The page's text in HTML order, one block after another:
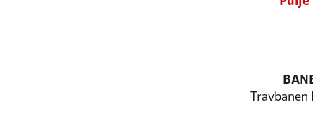
Travbanen